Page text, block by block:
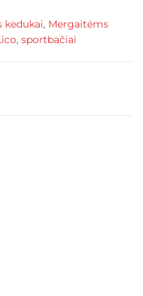
kedukai, Mergaitėms
, sportbačiai